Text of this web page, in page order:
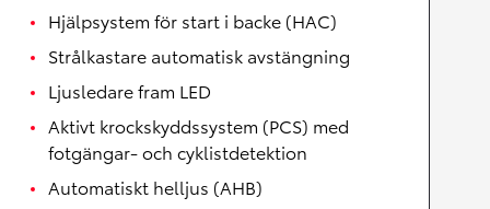
Hjälpsystem för start i backe (HAC)
Strålkastare automatisk avstängning
Ljusledare fram LED
Aktivt krockskyddssystem (PCS) med
fotgängar- och cyklistdetektion
Automatiskt helljus (AHB)